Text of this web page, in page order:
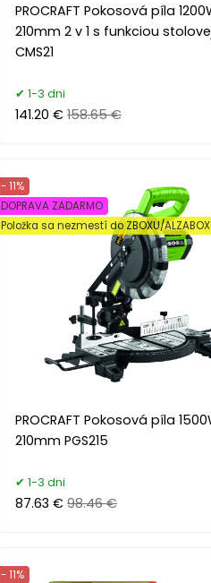
PROCRAFT Pokosová píla
210mm 2 v 1 s funkciou
CMS21
1-3 dni
141.20 € 158.65 €
PROCRAFT Pokosová píla
210mm PGS215
- 11%
DOPRAVA ZADARMO
Položka sa nezmestí do ZBOXU/
1-3 dni
87.63 € 98.46 €
- 11%